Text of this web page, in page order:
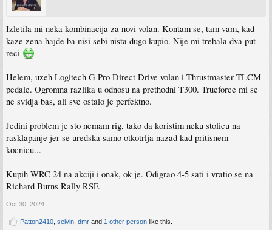
Izletila mi neka kombinacija za novi volan. Kontam se, tam vam, kad
kaze zena hajde ba nisi sebi nista dugo kupio. Nije mi trebala dva put
reci
Helem, uzeh Logitech G Pro Direct Drive volan i Thrustmaster TLCM
pedale. Ogromna razlika u odnosu na prethodni T300. Trueforce mi se
ne svidja bas, ali sve ostalo je perfektno.
Jedini problem je sto nemam rig, tako da koristim neku stolicu na
rasklapanje jer se uredska samo otkotrlja nazad kad pritisnem
kocnicu...
Kupih WRC 24 na akciji i onak, ok je. Odigrao 4-5 sati i vratio se na
Richard Burns Rally RSF.
Oct 30, 2024
Patton2410 selvin dmr and 1 other person like this.